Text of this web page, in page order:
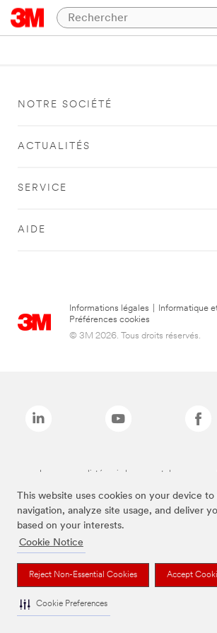
This website uses cookies on your device to
navigation, analyze site usage, and deliver
based on your interests.
Cookie Notice
Reject Non-Essential Cookies Accept
Cookie Preferences
NOTRE SOCIÉTÉ
ACTUALITÉS
SERVICE
AIDE
Informations légales Informatique
Préférences cookies
© 3M 2026. Tous droits réservés.
Les marques listées ci-dessus sont des marques